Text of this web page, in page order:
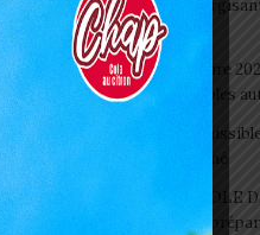
Togo/ Boissons
sonnette d’alarme
Togo/ Rentrée scolaire
liste officielle des écoles
ESSAL 2026 : les
visite médicale à Lomé
SWEDD+ Togo / ECOLE
maitres-artisans se